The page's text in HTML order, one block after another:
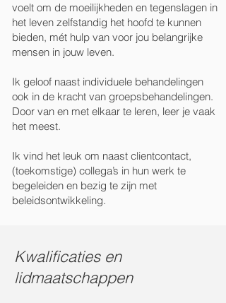
voelt om de moeilijkheden en tegenslagen in
het leven zelfstandig het hoofd te kunnen
bieden, mét hulp van voor jou belangrijke
mensen in jouw leven.
Ik geloof naast individuele behandelingen
ook in de kracht van groepsbehandelingen.
Door van en met elkaar te leren, leer je vaak
het meest.
Ik vind het leuk om naast clientcontact,
(toekomstige) collega’s in hun werk te
begeleiden en bezig te zijn met
beleidsontwikkeling.
Kwalificaties en
lidmaatschappen